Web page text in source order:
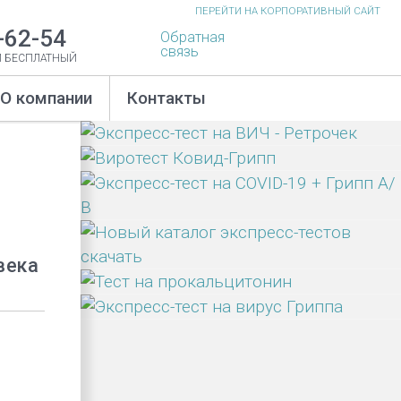
ПЕРЕЙТИ НА КОРПОРАТИВНЫЙ САЙТ
54
Обратная
связь
О компании Контакты